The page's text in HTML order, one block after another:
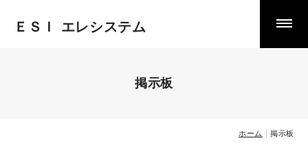
ＥＳＩ エレシステム
掲示板
ホーム 掲示板
製品案内